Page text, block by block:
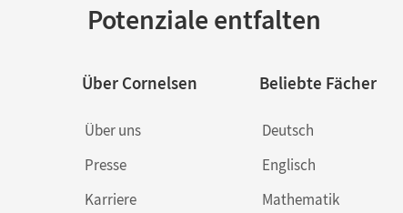
Potenziale entfalten
Über Cornelsen
Über uns
Presse
Karriere
Beliebte Fächer
Deutsch
Englisch
Mathematik